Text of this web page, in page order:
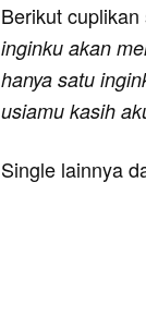
Berikut
inginku akan
hanya satu
usiamu kasih
Single lainnya